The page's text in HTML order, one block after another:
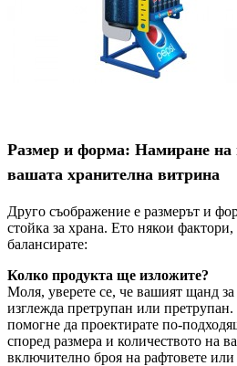
Размер и форма: Намиране на
вашата хранителна витрина
Друго съображение е размерът и
стойка за храна. Ето някои фактори,
балансирате:
Колко продукта ще изложите?
Моля, уверете се, че вашият щанд за
изглежда претрупан или
помогне да проектирате по-
според размера и количеството на
включително броя на рафтовете или